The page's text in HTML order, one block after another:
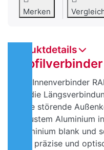
Merken
Produktdetails
Der Innenverbinder
für die
ohne störende
robustem Aluminium
Aluminium blank
eine präzise und